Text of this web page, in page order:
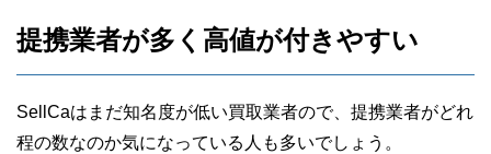
提携業者が多く高値が付きやすい
SellCaはまだ知名度が低い買取業者ので、提携業者がどれ
程の数なのか気になっている人も多いでしょう。